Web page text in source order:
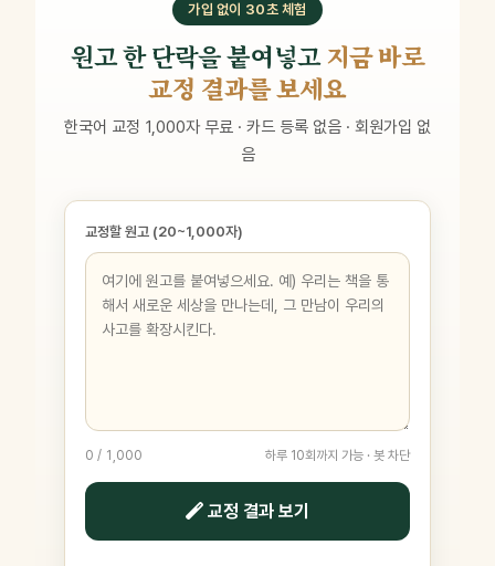
가입 없이 30초 체험
원고 한 단락을 붙여넣고지금 바로
교정 결과를 보세요
한국어 교정 1,000자 무료 · 카드 등록 없음 · 회원가입 없
음
교정할 원고 (20~1,000자)
0 / 1,000 하루 10회까지 가능 · 봇 차단
교정 결과 보기